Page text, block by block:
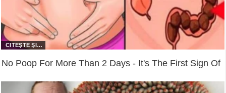
No Poop For More Than 2 Days - It's The First Sign Of